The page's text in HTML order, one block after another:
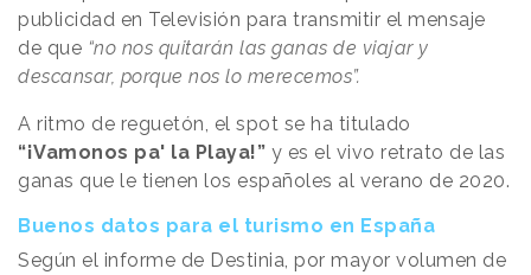
publicidad en Televisión para transmitir el mensaje
de que “no nos quitarán las ganas de viajar y
descansar, porque nos lo merecemos”.
A ritmo de reguetón, el spot se ha titulado
“¡Vamonos pa' la Playa!” y es el vivo retrato de las
ganas que le tienen los españoles al verano de 2020.
Buenos datos para el turismo en España
Según el informe de Destinia, por mayor volumen de